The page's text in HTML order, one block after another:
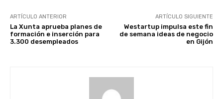
ARTÍCULO ANTERIOR
La Xunta aprueba planes de
formación e inserción para
3.300 desempleados
ARTÍCULO SIGUIENTE
Westartup impulsa este fin
de semana ideas de negocio
en Gijón